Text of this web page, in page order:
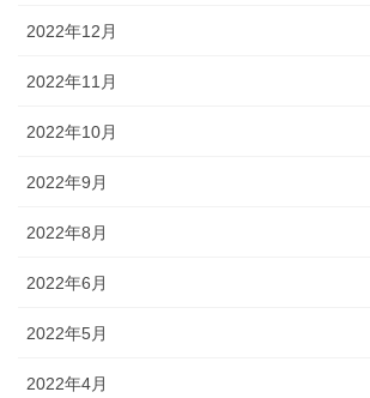
2022年12月
2022年11月
2022年10月
2022年9月
2022年8月
2022年6月
2022年5月
2022年4月